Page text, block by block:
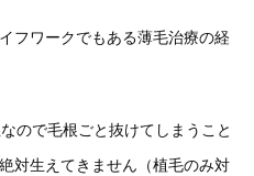
フワークでもある薄毛治療の経
ので毛根ごと抜けてしまうこと
対生えてきません（植毛のみ対